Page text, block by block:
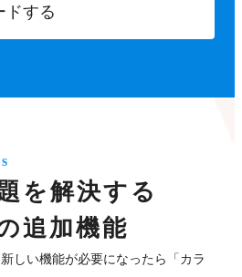
ドする
を解決する
追加機能
しい機能が必要になったら「カラ